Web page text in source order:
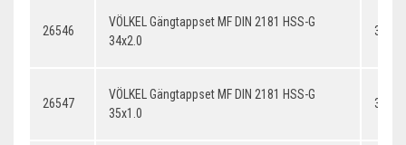
26546
VÖLKEL Gängtappset MF DIN 2181 HSS-G
34x2.0
26547
VÖLKEL Gängtappset MF DIN 2181 HSS-G
35x1.0